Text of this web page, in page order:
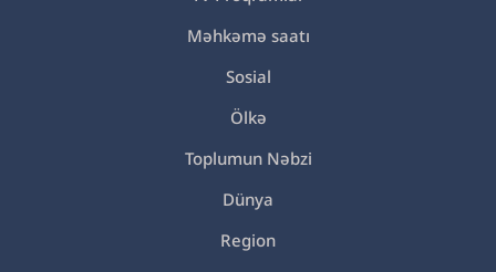
Məhkəmə saatı
Sosial
Ölkə
Toplumun Nəbzi
Dünya
Region